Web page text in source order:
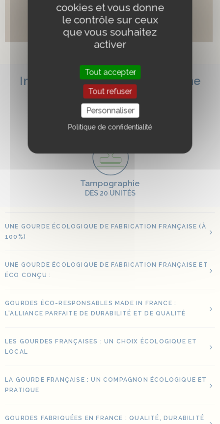
AJOUTER AU PANIER
Impressions disponibles et zone
d’impression pour ce produit
Tampographie
DÈS 20 UNITÉS
UNE GOURDE ÉCOLOGIQUE DE FABRICATION FRANÇAISE (À
100%)
UNE GOURDE ÉCOLOGIQUE DE FABRICATION FRANÇAISE ET
ÉCO CONÇU :
GOURDES ÉCO-RESPONSABLES MADE IN FRANCE :
L'ALLIANCE PARFAITE DE DURABILITÉ ET DE QUALITÉ
LES GOURDES FRANÇAISES : UN CHOIX ÉCOLOGIQUE ET
LOCAL
LA GOURDE FRANÇAISE : UN COMPAGNON ÉCOLOGIQUE ET
PRATIQUE
GOURDES FABRIQUÉES EN FRANCE : QUALITÉ, DURABILITÉ
cookies et vous donne
le contrôle sur ceux
que vous souhaitez
activer
Tout accepter
Tout refuser
Personnaliser
Politique de confidentialité